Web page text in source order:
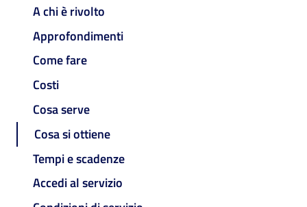
A chi è rivolto
Approfondimenti
Come fare
Costi
Cosa serve
Cosa si ottiene
Tempi e scadenze
Accedi al servizio